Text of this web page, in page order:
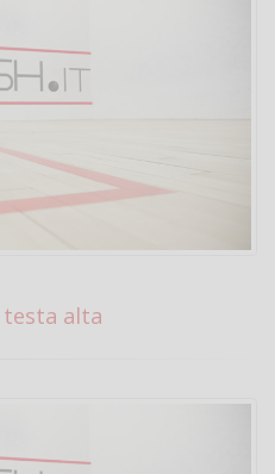
testa alta